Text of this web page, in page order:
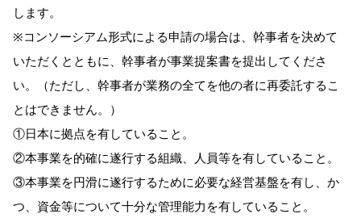
します。
※コンソーシアム形式による申請の場合は、幹事者を決めて
いただくとともに、幹事者が事業提案書を提出してくださ
い。（ただし、幹事者が業務の全てを他の者に再委託するこ
とはできません。）
①日本に拠点を有していること。
②本事業を的確に遂行する組織、人員等を有していること。
③本事業を円滑に遂行するために必要な経営基盤を有し、か
つ、資金等について十分な管理能力を有していること。